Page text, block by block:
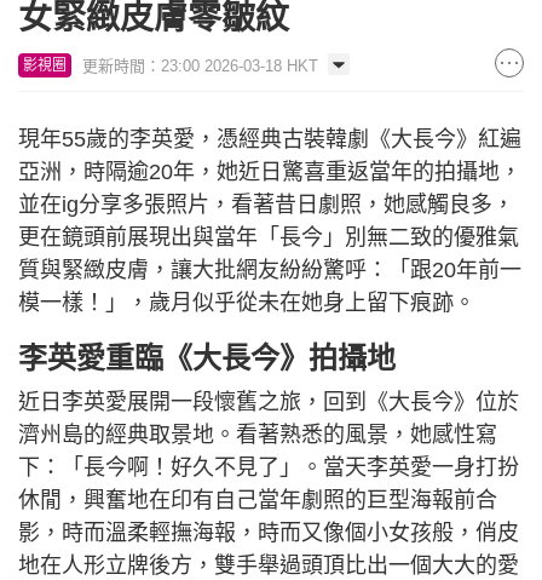
女緊緻皮膚零皺紋
影視圈 更新時間：23:00 2026-03-18 HKT
現年55歲的李英愛，憑經典古裝韓劇《大長今》紅遍
亞洲，時隔逾20年，她近日驚喜重返當年的拍攝地，
並在ig分享多張照片，看著昔日劇照，她感觸良多，
更在鏡頭前展現出與當年「長今」別無二致的優雅氣
質與緊緻皮膚，讓大批網友紛紛驚呼：「跟20年前一
模一樣！」，歲月似乎從未在她身上留下痕跡。
李英愛重臨《大長今》拍攝地
近日李英愛展開一段懷舊之旅，回到《大長今》位於
濟州島的經典取景地。看著熟悉的風景，她感性寫
下：「長今啊！好久不見了」。當天李英愛一身打扮
休閒，興奮地在印有自己當年劇照的巨型海報前合
影，時而溫柔輕撫海報，時而又像個小女孩般，俏皮
地在人形立牌後方，雙手舉過頭頂比出一個大大的愛